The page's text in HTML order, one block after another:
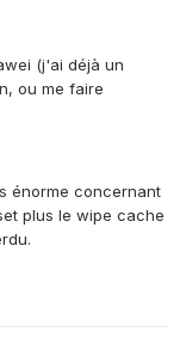
(j'ai déjà un
ou me faire
énorme concernant
plus le wipe cache